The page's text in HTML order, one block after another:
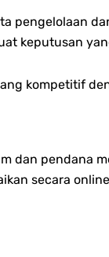
pengelolaan
keputusan
kompetitif
dan pendana
secara